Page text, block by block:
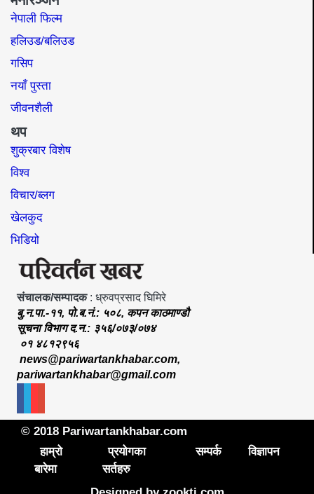
नेपाली फिल्म
हलिउड/बलिउड
गसिप
नयाँ पुस्ता
जीवनशैली
थप
शुक्रबार विशेष
विश्व
विचार/ब्लग
खेलकुद
भिडियो
संचालक/सम्पादक: ध्रुवप्रसाद घिमिरे
बु.न.पा.-११, पो.ब.नं.: ५०८, कपन काठमाण्डौ
सूचना विभाग द.न.: ३५६/०७३/०७४
०१ ४८१२९५६
news@pariwartankhabar.com,
pariwartankhabar@gmail.com
© 2018 Pariwartankhabar.com
हाम्रो
बारेमा
प्रयोगका
सर्तहरु
सम्पर्क विज्ञापन